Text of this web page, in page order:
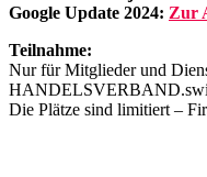
Google Update 2024: Zur
Teilnahme:
Nur für Mitglieder und
Die Plätze sind limitiert –